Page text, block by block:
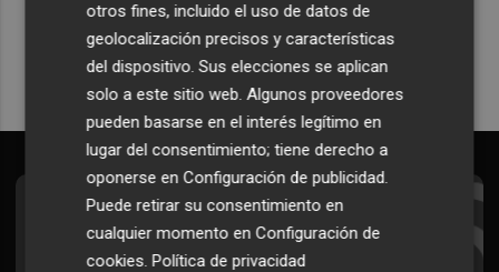
Quiero suscribirme
Suscríbete al Boletín
Todos los días a primera hora en tu email
otros fines, incluido el uso de datos de
geolocalización precisos y características
del dispositivo. Sus elecciones se aplican
solo a este sitio web. Algunos proveedores
pueden basarse en el interés legítimo en
lugar del consentimiento; tiene derecho a
oponerse enConfiguración de publicidad.
Puede retirar su consentimiento en
cualquier momento enConfiguración de
cookies.Política de privacidad